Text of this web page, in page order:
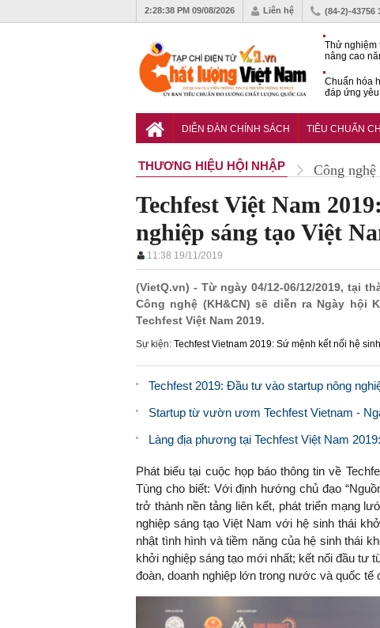
2:28:40 PM 09/08/2026 Liên hệ (84-2)-43756
Thử nghiệm
nâng cao
Chuẩn hóa
đáp ứng
thuật Trung
DIỄN ĐÀN CHÍNH SÁCH TIÊU CHUẨN
THƯƠNG HIỆU HỘI NHẬP Công nghệ
Techfest Việt Nam
nghiệp sáng tạo Việt
11:38 19/11/2019
(VietQ.vn) - Từ ngày 04/12-06/12/2019, tại
Công nghệ (KH&CN) sẽ diễn ra Ngày hội
Techfest Việt Nam 2019.
Sự kiện: Techfest Vietnam 2019: Sứ mệnh kết nối hệ
Techfest 2019: Đầu tư vào startup nông
Startup từ vườn ươm Techfest Vietnam -
Làng địa phương tại Techfest Việt Nam
Phát biểu tại cuộc họp báo thông tin về
Tùng cho biết: Với định hướng chủ đạo
trở thành nền tảng liên kết, phát triển mạng
nghiệp sáng tạo Việt Nam với hệ sinh thái
nhật tình hình và tiềm năng của hệ sinh thái
khởi nghiệp sáng tạo mới nhất; kết nối đầu tư
đoàn, doanh nghiệp lớn trong nước và quốc tế